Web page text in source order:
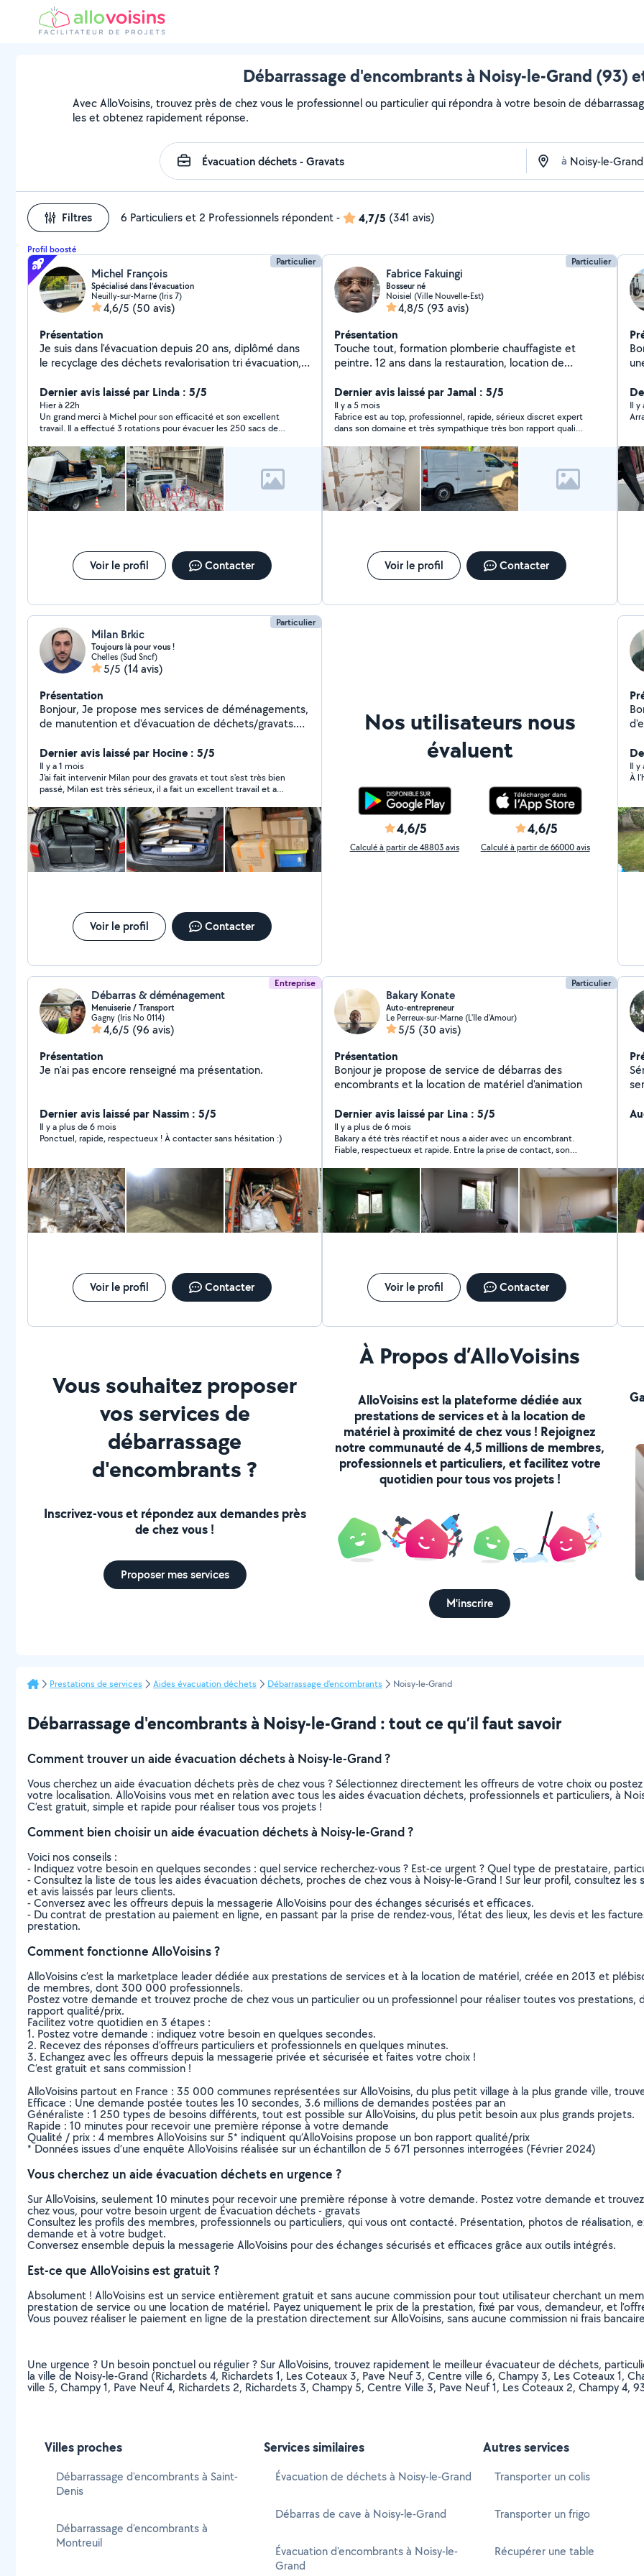
Débarrassage d'encombrants à Noisy-le-Grand (93)
Avec AlloVoisins, trouvez près de chez vous le professionnel ou particulier qui répondra à votre besoin de
les et obtenez rapidement réponse.
à
Filtres 6 Particuliers et 2 Professionnels répondent- 4,7/5 (341 avis)
Profil boosté
Particulier
Michel François
Spécialisé dans l’évacuation
Neuilly-sur-Marne (Iris 7)
4,6/5 (50 avis)
Présentation
Je suis dans l'évacuation depuis 20 ans, diplômé dans
le recyclage des déchets revalorisation tri évacuation,
etc.
Dernier avis laissé par Linda : 5/5
Hier à 22h
Un grand merci à Michel pour son efficacité et son excellent
travail. Il a effectué 3 rotations pour évacuer les 250 sacs de
ponctuel, sérieux, efficace et très professionnel. Travail réalisé
rapidement et avec beaucoup de soin. Je recommanderai
Michel à mon entourage à 100 % et je n’hésiterai pas à refaire
appel à lui si besoin. Encore un grand merci Michel pour votre
travail !
Voir le profil Contacter
Particulier
Fabrice Fakuingi
Bosseur né
Noisiel (Ville Nouvelle-Est)
4,8/5 (93 avis)
Présentation
Touche tout, formation plomberie chauffagiste et
peintre. 12 ans dans la restauration, location de
Dernier avis laissé par Jamal : 5/5
Il y a 5 mois
Fabrice est au top, professionnel, rapide, sérieux discret expert
dans son domaine et très sympathique très bon rapport qualité
Voir le profil Contacter
9ans
Il y
Particulier
Milan Brkic
Toujours là pour vous !
Chelles (Sud Sncf)
5/5 (14 avis)
Présentation
Bonjour, Je propose mes services de déménagements,
de manutention et d'évacuation de déchets/gravats.
se prends pas la tête, toujours à trouver une solution.
Disponible pour toute demande d'information.
Dernier avis laissé par Hocine : 5/5
Il y a 1 mois
J'ai fait intervenir Milan pour des gravats et tout s'est très bien
passé, Milan est très sérieux, il a fait un excellent travail et a
Voir le profil Contacter
Nos utilisateurs nous
évaluent
4,6/5
Calculé à partir de 48803 avis
4,6/5
Calculé à partir de 66000 avis
Il y
À
Entreprise
Débarras & déménagement
Menuiserie / Transport
Gagny (Iris No 0114)
4,6/5 (96 avis)
Présentation
Je n'ai pas encore renseigné ma présentation.
Dernier avis laissé par Nassim : 5/5
Il y a plus de 6 mois
Ponctuel, rapide, respectueux ! À contacter sans hésitation :)
Voir le profil Contacter
Particulier
Bakary Konate
Auto-entrepreneur
Le Perreux-sur-Marne (L'Ile d'Amour)
5/5 (30 avis)
Présentation
Bonjour je propose de service de débarras des
encombrants et la location de matériel d'animation
Dernier avis laissé par Lina : 5/5
Il y a plus de 6 mois
Bakary a été très réactif et nous a aider avec un encombrant.
Fiable, respectueux et rapide. Entre la prise de contact, son
de 40m.
Voir le profil Contacter
Vous souhaitez proposer
vos services de
débarrassage
d'encombrants ?
Inscrivez-vous et répondez aux demandes près
de chez vous !
Proposer mes services
À Propos d’AlloVoisins
AlloVoisins est la plateforme dédiée aux
prestations de services et à la location de
matériel à proximité de chez vous ! Rejoignez
notre communauté de 4,5 millions de membres,
professionnels et particuliers, et facilitez votre
quotidien pour tous vos projets !
M'inscrire
Prestations de services Aides évacuation déchets Débarrassage d'encombrants Noisy-le-Grand
Débarrassage d'encombrants à Noisy-le-Grand : tout ce qu’il faut savoir
Comment trouver un aide évacuation déchets à Noisy-le-Grand ?
Vous cherchez un aide évacuation déchets près de chez vous ? Sélectionnez directement les offreurs de votre choix ou
votre localisation. AlloVoisins vous met en relation avec tous les aides évacuation déchets, professionnels et particuliers, à
C’est gratuit, simple et rapide pour réaliser tous vos projets !
Comment bien choisir un aide évacuation déchets à Noisy-le-Grand ?
Voici nos conseils :
- Indiquez votre besoin en quelques secondes : quel service recherchez-vous ? Est-ce urgent ? Quel type de prestataire,
- Consultez la liste de tous les aides évacuation déchets, proches de chez vous à Noisy-le-Grand ! Sur leur profil, consultez
et avis laissés par leurs clients.
- Conversez avec les offreurs depuis la messagerie AlloVoisins pour des échanges sécurisés et efficaces.
- Du contrat de prestation au paiement en ligne, en passant par la prise de rendez-vous, l’état des lieux, les devis et les
prestation.
Comment fonctionne AlloVoisins ?
AlloVoisins c’est la marketplace leader dédiée aux prestations de services et à la location de matériel, créée en 2013 et
de membres, dont 300 000 professionnels.
Postez votre demande et trouvez proche de chez vous un particulier ou un professionnel pour réaliser toutes vos
rapport qualité/prix.
Facilitez votre quotidien en 3 étapes :
1. Postez votre demande : indiquez votre besoin en quelques secondes.
2. Recevez des réponses d’offreurs particuliers et professionnels en quelques minutes.
3. Echangez avec les offreurs depuis la messagerie privée et sécurisée et faites votre choix !
C’est gratuit et sans commission !
AlloVoisins partout en France : 35 000 communes représentées sur AlloVoisins, du plus petit village à la plus grande ville,
Efficace : Une demande postée toutes les 10 secondes, 3.6 millions de demandes postées par an
Généraliste : 1 250 types de besoins différents, tout est possible sur AlloVoisins, du plus petit besoin aux plus grands projets.
Rapide : 10 minutes pour recevoir une première réponse à votre demande
Qualité / prix : 4 membres AlloVoisins sur 5* indiquent qu’AlloVoisins propose un bon rapport qualité/prix
* Données issues d’une enquête AlloVoisins réalisée sur un échantillon de 5 671 personnes interrogées (Février 2024)
Vous cherchez un aide évacuation déchets en urgence ?
Sur AlloVoisins, seulement 10 minutes pour recevoir une première réponse à votre demande. Postez votre demande et
chez vous, pour votre besoin urgent de Évacuation déchets - gravats
Consultez les profils des membres, professionnels ou particuliers, qui vous ont contacté. Présentation, photos de réalisation,
demande et à votre budget.
Conversez ensemble depuis la messagerie AlloVoisins pour des échanges sécurisés et efficaces grâce aux outils intégrés.
Est-ce que AlloVoisins est gratuit ?
Absolument ! AlloVoisins est un service entièrement gratuit et sans aucune commission pour tout utilisateur cherchant un
prestation de service ou une location de matériel. Payez uniquement le prix de la prestation, fixé par vous, demandeur, et
Vous pouvez réaliser le paiement en ligne de la prestation directement sur AlloVoisins, sans aucune commission ni frais
Une urgence ? Un besoin ponctuel ou régulier ? Sur AlloVoisins, trouvez rapidement le meilleur évacuateur de déchets,
la ville de Noisy-le-Grand (Richardets 4, Richardets 1, Les Coteaux 3, Pave Neuf 3, Centre ville 6, Champy 3, Les Coteaux 1,
ville 5, Champy 1, Pave Neuf 4, Richardets 2, Richardets 3, Champy 5, Centre Ville 3, Pave Neuf 1, Les Coteaux 2, Champy 4,
Villes proches
Débarrassage d'encombrants à Saint-
Denis
Débarrassage d'encombrants à
Montreuil
Services similaires
Évacuation de déchets à Noisy-le-Grand
Débarras de cave à Noisy-le-Grand
Évacuation d'encombrants à Noisy-le-
Grand
Autres services
Transporter un colis
Transporter un frigo
Récupérer une table